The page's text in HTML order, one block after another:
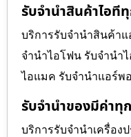
รับจำนำสินค้าไอที
บริการรับจำนำสินค้าแ
จำนำไอโฟน รับจำนำ
ไอแมค รับจำนำแอร์พ
รับจำนำของมีค่าทุ
บริการรับจำนำเครื่อง